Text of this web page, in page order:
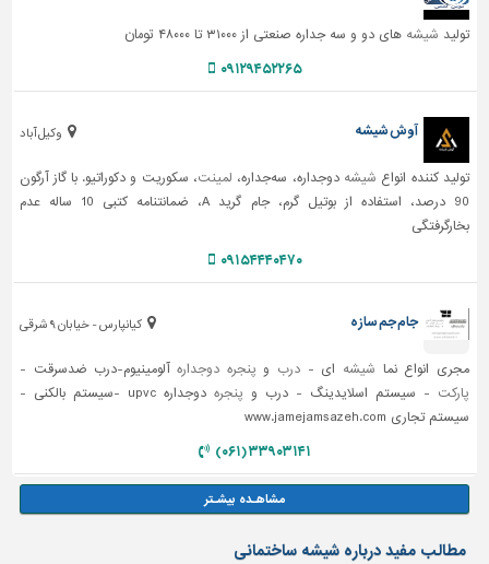
تولید شیشه های دو و سه جداره صنعتی از ۳۱۰۰۰ تا ۴۸۰۰۰ تومان
۰۹۱۲۹۴۵۲۲۶۵
وکیل آباد آوش شیشه
تولید کننده انواع شیشه دوجداره، سه‌جداره، لمینت، سکوریت و دکوراتیو. با گاز آرگون
90 درصد، استفاده از بوتیل گرم، جام گرید A، ضمانتنامه کتبی 10 ساله عدم
بخارگرفتگی
۰۹۱۵۴۴۴۰۴۷۰
کیانپارس - خیابان ۹ شرقی جام جم سازه
مجری انواع نما شیشه ای - درب و پنجره دوجدارهآلومینیوم-درب ضدسرقت -
پارکت - سیستم اسلایدینگ - درب و پنجره
دوجداره upvc -سیستم بالکنی -
سیستم تجاری www.jamejamsazeh.com
۳۳۹۰۳۱۴۱ (۰۶۱)
مطالب مفید درباره شیشه ساختمانی